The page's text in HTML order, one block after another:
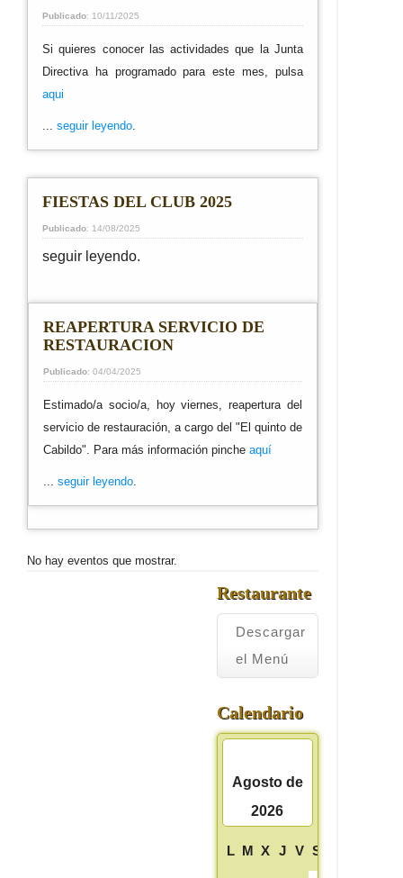
Publicado: 10/11/2025
Si quieres conocer las actividades que la Junta
Directiva ha programado para este mes, pulsa
aqui
...seguir leyendo.
FIESTAS DEL CLUB 2025
Publicado: 14/08/2025
seguir leyendo.
REAPERTURA SERVICIO DE
RESTAURACION
Publicado: 04/04/2025
Estimado/a socio/a, hoy viernes, reapertura del
servicio de restauración, a cargo del "El quinto de
Cabildo". Para más información pinche aquí
... seguir leyendo.
No hay eventos que mostrar.
Restaurante
Descargar
el Menú
Calendario
Agosto de
2026
L M X J V S